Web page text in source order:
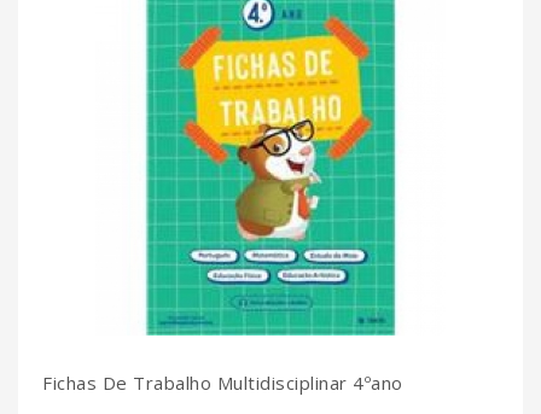
Fichas De Trabalho Multidisciplinar 4ºano